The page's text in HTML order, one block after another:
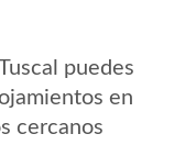
puedes
en
cercanos